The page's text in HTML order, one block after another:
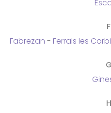
F
Fabrezan - Ferrals les
G
H